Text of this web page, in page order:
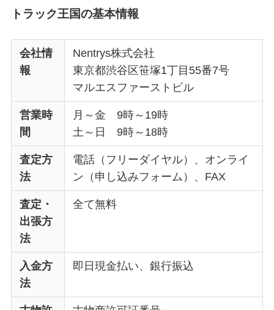
トラック王国の基本情報
会社情
報
Nentrys株式会社
東京都渋谷区笹塚1丁目55番7号
マルエスファーストビル
営業時
間
月～金 9時～19時
土～日 9時～18時
査定方
法
電話（フリーダイヤル）、オンライ
ン（申し込みフォーム）、FAX
査定・
出張方
法
全て無料
入金方
法
即日現金払い、銀行振込